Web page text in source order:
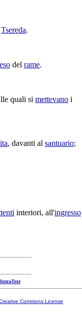
Tsereda.
del rame.
quali si mettevano i
, davanti al santuario;
interiori, all'ingresso
Commons License